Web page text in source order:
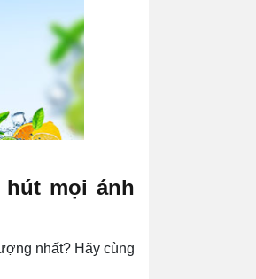
hút mọi ánh
nhất? Hãy cùng